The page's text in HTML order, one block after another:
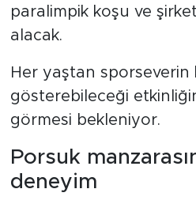
paralimpik koşu ve
alacak.
Her yaştan sporseverin
gösterebileceği
görmesi bekleniyor.
Porsuk
deneyim